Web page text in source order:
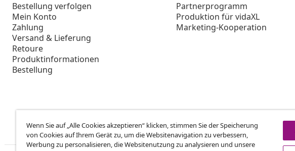
Bestellung verfolgen
Mein Konto
Zahlung
Versand & Lieferung
Retoure
Produktinformationen
Bestellung
Partnerprogramm
Produktion für vidaXL
Marketing-Kooperation
Wenn Sie auf „Alle Cookies akzeptieren“ klicken, stimmen Sie der Speicherung
von Cookies auf Ihrem Gerät zu, um die Websitenavigation zu verbessern,
Werbung zu personalisieren, die Websitenutzung zu analysieren und unsere